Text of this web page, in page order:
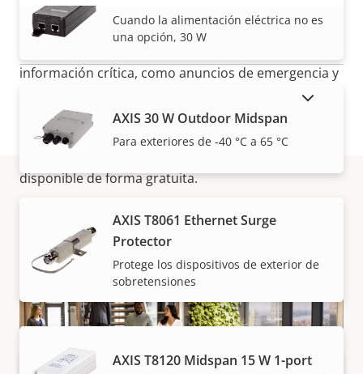
programación de contenidos. Y puede priorizar el
contenido para que los mensajes de voz en directo
información crítica, como anuncios de emergencia y
prontitud. Si necesita coordinar el audio entre
diferentes sitios, una versión estándar de nuestro
disponible de forma gratuita.
VISUALIZAR MÁS
Cuando la alimentación eléctrica no es
una opción, 30 W
AXIS 30 W Outdoor Midspan
Para exteriores de -40 °C a 65 °C
AXIS T8061 Ethernet Surge
Protector
Protege los dispositivos de exterior de
sobretensiones
AXIS T8120 Midspan 15 W 1-port
Cómo comprar
Nuestros socios fiables venden e instalan de forma
experta las soluciones Axis y los productos
individuales.